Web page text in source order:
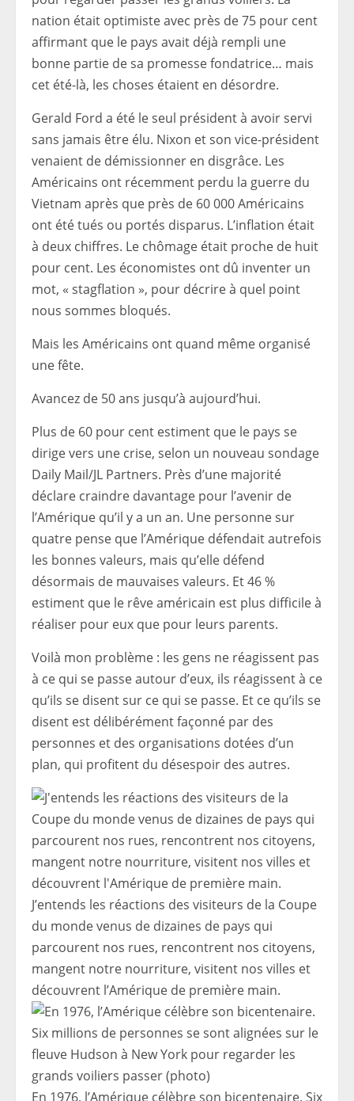
nation était optimiste avec près de 75 pour cent
affirmant que le pays avait déjà rempli une
bonne partie de sa promesse fondatrice… mais
cet été-là, les choses étaient en désordre.
Gerald Ford a été le seul président à avoir servi
sans jamais être élu. Nixon et son vice-président
venaient de démissionner en disgrâce. Les
Américains ont récemment perdu la guerre du
Vietnam après que près de 60 000 Américains
ont été tués ou portés disparus. L’inflation était
à deux chiffres. Le chômage était proche de huit
pour cent. Les économistes ont dû inventer un
mot, « stagflation », pour décrire à quel point
nous sommes bloqués.
Mais les Américains ont quand même organisé
une fête.
Avancez de 50 ans jusqu’à aujourd’hui.
Plus de 60 pour cent estiment que le pays se
dirige vers une crise, selon un nouveau sondage
Daily Mail/JL Partners. Près d’une majorité
déclare craindre davantage pour l’avenir de
l’Amérique qu’il y a un an. Une personne sur
quatre pense que l’Amérique défendait autrefois
les bonnes valeurs, mais qu’elle défend
désormais de mauvaises valeurs. Et 46 %
estiment que le rêve américain est plus difficile à
réaliser pour eux que pour leurs parents.
Voilà mon problème : les gens ne réagissent pas
à ce qui se passe autour d’eux, ils réagissent à ce
qu’ils se disent sur ce qui se passe. Et ce qu’ils se
disent est délibérément façonné par des
personnes et des organisations dotées d’un
plan, qui profitent du désespoir des autres.
J’entends les réactions des visiteurs de la Coupe
du monde venus de dizaines de pays qui
parcourent nos rues, rencontrent nos citoyens,
mangent notre nourriture, visitent nos villes et
découvrent l’Amérique de première main.
En 1976, l’Amérique célèbre son bicentenaire. Six